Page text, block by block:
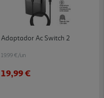
Adaptador Ac Switch 2
19.99 €/un
19,99 €